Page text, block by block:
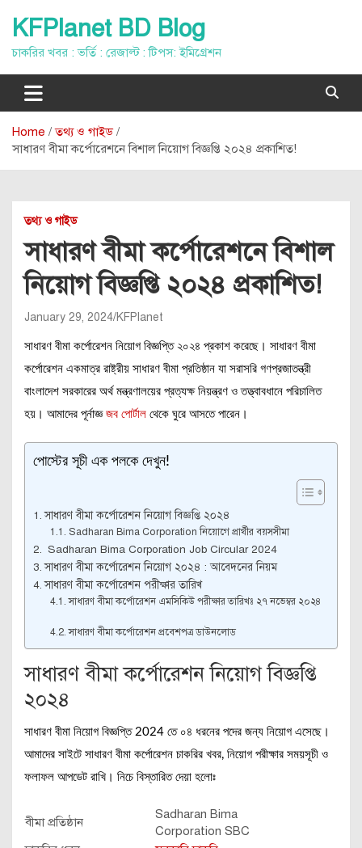
content
KFPlanet BD Blog
চাকরির খবর : ভর্তি : রেজাল্ট : টিপস: ইমিগ্রেশন
Home
তথ্য ও গাইড
সাধারণ বীমা কর্পোরেশনে বিশাল নিয়োগ বিজ্ঞপ্তি ২০২৪ প্রকাশিত!
তথ্য ও গাইড
সাধারণ বীমা কর্পোরেশনে বিশাল
নিয়োগ বিজ্ঞপ্তি ২০২৪ প্রকাশিত!
January 29, 2024 KFPlanet
সাধারণ বীমা কর্পোরেশন নিয়োগ বিজ্ঞপ্তি ২০২৪ প্রকাশ করেছে। সাধারণ বীমা
কর্পোরেশন একমাত্র রাষ্ট্রীয় সাধারণ বীমা প্রতিষ্ঠান যা সরাসরি গণপ্রজাতন্ত্রী
বাংলাদেশ সরকারের অর্থ মন্ত্রণালয়ের প্রত্যক্ষ নিয়ন্ত্রণ ও তত্ত্বাবধানে পরিচালিত
হয়। আমাদের পূর্নাজ্ঞজব পোর্টাল থেকে ঘুরে আসতে পারেন।
পোস্টের সূচী এক পলকে দেখুন!
সাধারণ বীমা কর্পোরেশন নিয়োগ বিজ্ঞপ্তি ২০২৪
Sadharan Bima Corporation নিয়োগে প্রার্থীর বয়সসীমা
Sadharan Bima Corporation Job Circular 2024
সাধারণ বীমা কর্পোরেশন নিয়োগ ২০২৪ : আবেদনের নিয়ম
সাধারণ বীমা কর্পোরেশন পরীক্ষার তারিখ
সাধারণ বীমা কর্পোরেশন এমসিকিউ পরীক্ষার তারিখঃ ২৭ নভেম্বর ২০২৪
সাধারণ বীমা কর্পোরেশন প্রবেশপত্র ডাউনলোড
সাধারণ বীমা কর্পোরেশন নিয়োগ বিজ্ঞপ্তি
২০২৪
সাধারণ বীমা নিয়োগ বিজ্ঞপ্তি 2024 তে ০৪ ধরনের পদের জন্য নিয়োগ এসেছে।
আমাদের সাইটে সাধারণ বীমা কর্পোরেশন চাকরির খবর, নিয়োগ পরীক্ষার সময়সূচী ও
ফলাফল আপডেট রাখি। নিচে বিস্তারিত দেয়া হলোঃ
বীমা প্রতিষ্ঠান
Sadharan Bima
Corporation SBC